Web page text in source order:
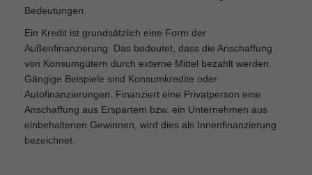
Bedeutungen.
Ein Kredit ist grundsätzlich eine Form der
Außenfinanzierung. Das bedeutet, dass die Anschaffung
von Konsumgütern durch externe Mittel bezahlt werden.
Gängige Beispiele sind Konsumkredite oder
Autofinanzierungen. Finanziert eine Privatperson eine
Anschaffung aus Erspartem bzw. ein Unternehmen aus
einbehaltenen Gewinnen, wird dies als Innenfinanzierung
bezeichnet.